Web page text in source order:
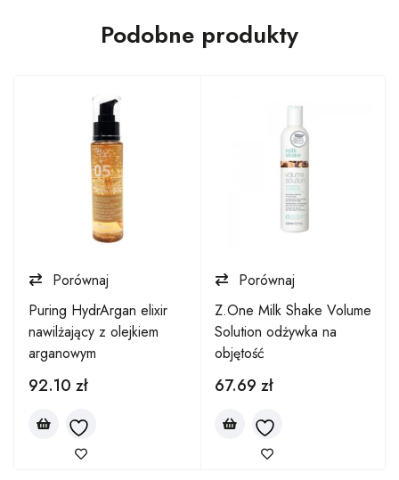
Podobne produkty
Porównaj
Puring HydrArgan elixir
nawilżający z olejkiem
arganowym
92.10 zł
Porównaj
Z.One Milk Shake Volume
Solution odżywka na
objętość
67.69 zł